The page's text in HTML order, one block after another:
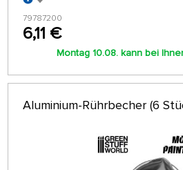
79787200
6,11 €
Montag 10.08. kann bei
Aluminium-Rührbecher (6